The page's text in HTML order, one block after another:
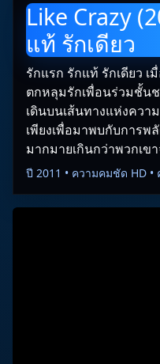
Like Crazy
แท้ รักเดียว
รักแรก รักแท้ รักเดียว
ตกหลุมรักเพื่อนร่วมชั้นช
เดินบนเส้นทางแห่งควา
เพียงเพื่อมาพบกับการ
มากมายเกินกว่าพวกเข
ปี 2011 • ความคมชัด HD •